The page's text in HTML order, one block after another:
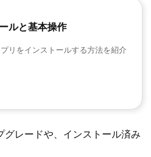
ルと基本操作
リをインストールする方法を紹介
レードや、インストール済み